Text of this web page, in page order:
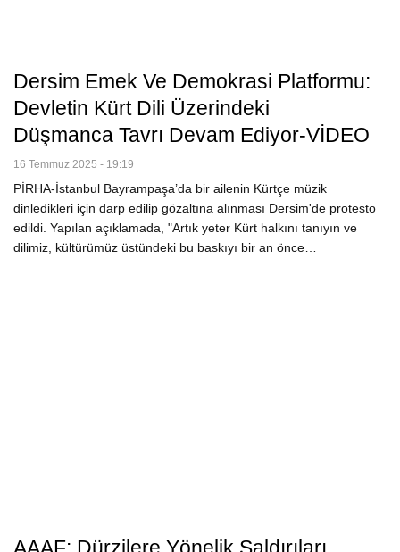
Dersim Emek Ve Demokrasi Platformu:
Devletin Kürt Dili Üzerindeki
Düşmanca Tavrı Devam Ediyor-VİDEO
16 Temmuz 2025 - 19:19
PİRHA-İstanbul Bayrampaşa’da bir ailenin Kürtçe müzik
dinledikleri için darp edilip gözaltına alınması Dersim'de protesto
edildi. Yapılan açıklamada, "Artık yeter Kürt halkını tanıyın ve
dilimiz, kültürümüz üstündeki bu baskıyı bir an önce…
AAAF: Dürzilere Yönelik Saldırıları